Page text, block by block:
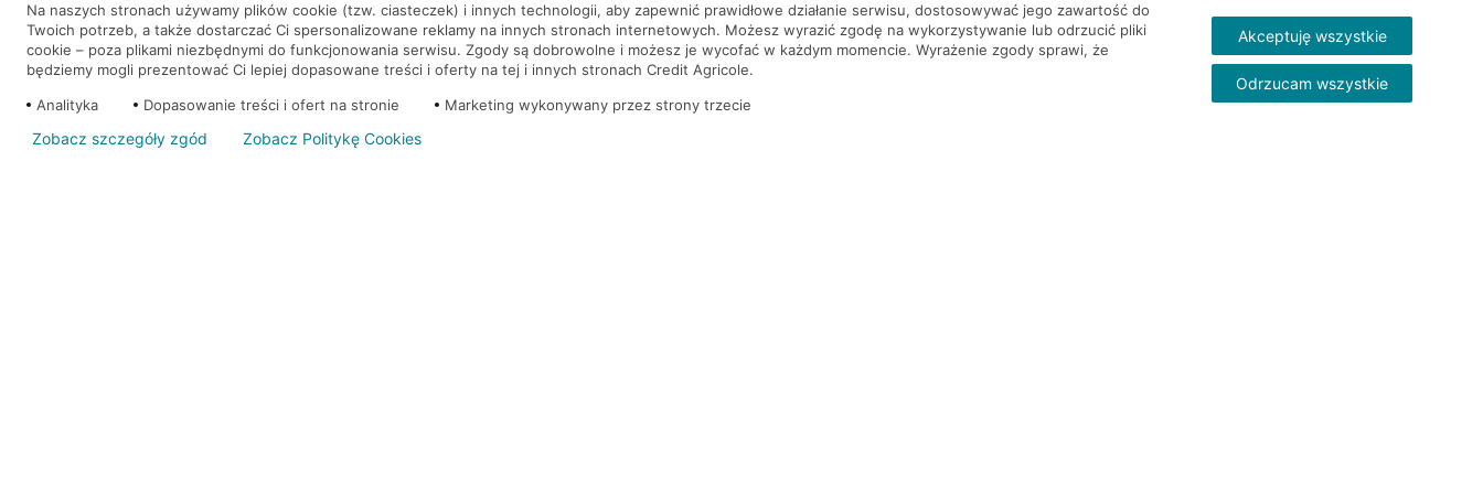
WEŹ KREDYT NOTA PRAWNA
Na naszych stronach używamy plików cookie (tzw. ciasteczek) i innych technologii, aby zapewnić prawidłowe działanie serwisu, dostosowywać jego zawartość do
Twoich potrzeb, a także dostarczać Ci spersonalizowane reklamy na innych stronach internetowych. Możesz wyrazić zgodę na wykorzystywanie lub odrzucić pliki
cookie – poza plikami niezbędnymi do funkcjonowania serwisu. Zgody są dobrowolne i możesz je wycofać w każdym momencie. Wyrażenie zgody sprawi, że
będziemy mogli prezentować Ci lepiej dopasowane treści i oferty na tej i innych stronach Credit Agricole.
Analityka
Dopasowanie treści i ofert na stronie Marketing wykonywany przez strony trzecie
Akceptuję wszystkie
Odrzucam wszystkie
Zobacz szczegóły zgód Zobacz Politykę Cookies